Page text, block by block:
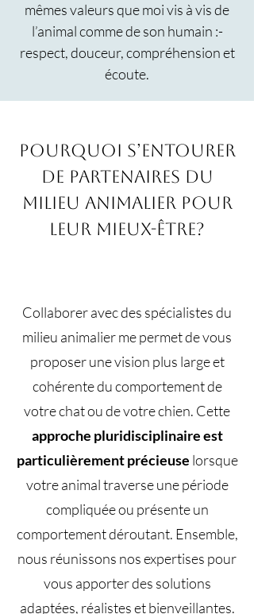
mêmes valeurs que moi vis à vis de
l’animal comme de son humain :-
respect, douceur, compréhension et
écoute.
Pourquoi s’entourer
de partenaires du
milieu animalier pour
leur mieux-être?
Collaborer avec des spécialistes du
milieu animalier me permet de vous
proposer une vision plus large et
cohérente du comportement de
votre chat ou de votre chien. Cette
approche pluridisciplinaire est
particulièrement précieuse lorsque
votre animal traverse une période
compliquée ou présente un
comportement déroutant. Ensemble,
nous réunissons nos expertises pour
vous apporter des solutions
adaptées, réalistes et bienveillantes.